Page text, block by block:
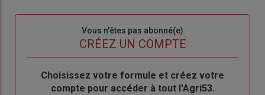
Vous n'êtes pas abonné(e)
CRÉEZ UN COMPTE
BodyChoisissez votre formule et créez votre
compte pour accéder à tout l'Agri53.